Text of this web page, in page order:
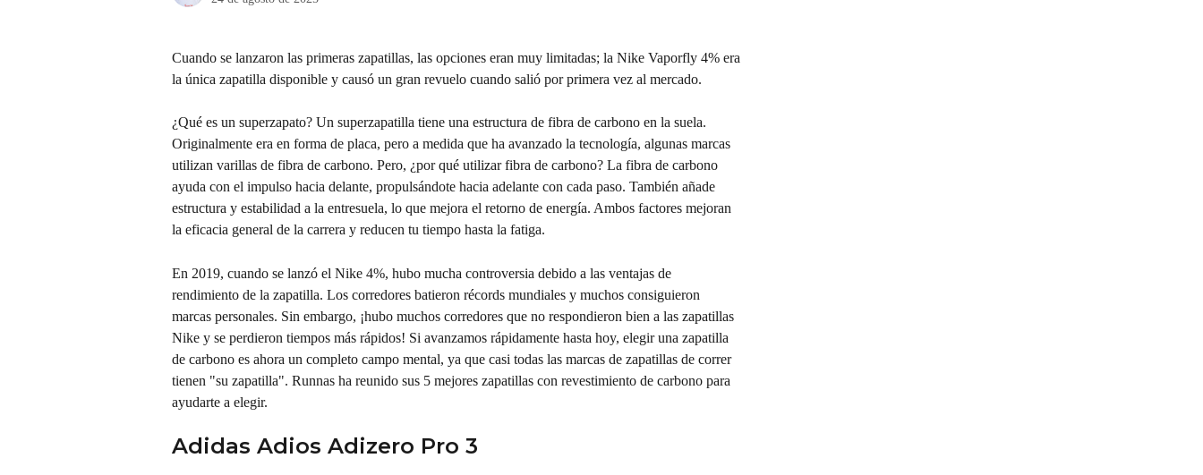
Cuando se lanzaron las primeras zapatillas, las opciones eran muy limitadas; la Nike Vaporfly 4% era
la única zapatilla disponible y causó un gran revuelo cuando salió por primera vez al mercado.
¿Qué es un superzapato? Un superzapatilla tiene una estructura de fibra de carbono en la suela.
Originalmente era en forma de placa, pero a medida que ha avanzado la tecnología, algunas marcas
utilizan varillas de fibra de carbono. Pero, ¿por qué utilizar fibra de carbono? La fibra de carbono
ayuda con el impulso hacia delante, propulsándote hacia adelante con cada paso. También añade
estructura y estabilidad a la entresuela, lo que mejora el retorno de energía. Ambos factores mejoran
la eficacia general de la carrera y reducen tu tiempo hasta la fatiga.
En 2019, cuando se lanzó el Nike 4%, hubo mucha controversia debido a las ventajas de
rendimiento de la zapatilla. Los corredores batieron récords mundiales y muchos consiguieron
marcas personales. Sin embargo, ¡hubo muchos corredores que no respondieron bien a las zapatillas
Nike y se perdieron tiempos más rápidos! Si avanzamos rápidamente hasta hoy, elegir una zapatilla
de carbono es ahora un completo campo mental, ya que casi todas las marcas de zapatillas de correr
tienen "su zapatilla". Runnas ha reunido sus 5 mejores zapatillas con revestimiento de carbono para
ayudarte a elegir.
Adidas Adios Adizero Pro 3